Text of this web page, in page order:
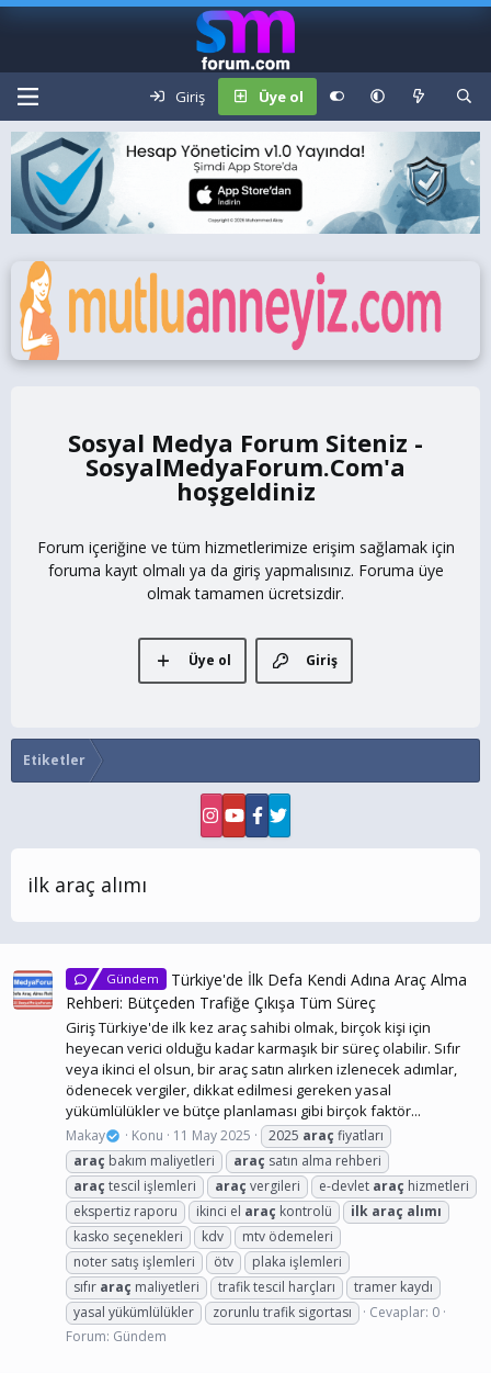
Giriş Üye ol
Sosyal Medya Forum Siteniz -
SosyalMedyaForum.Com
Forum içeriğine ve tüm hizmetlerimize erişim sağlamak için
foruma kayıt olmalı ya da giriş yapmalısınız. Foruma üye
olmak tamamen ücretsizdir.
Giriş
Üye ol
Etiketler
ilk araç alımı
Gündem
Türkiye'de İlk Defa Kendi Adına Araç Alma
Rehberi: Bütçeden Trafiğe Çıkışa Tüm Süreç
Giriş Türkiye'de ilk kez araç sahibi olmak, birçok kişi için
heyecan verici olduğu kadar karmaşık bir süreç olabilir. Sıfır
veya ikinci el olsun, bir araç satın alırken izlenecek adımlar,
ödenecek vergiler, dikkat edilmesi gereken yasal
yükümlülükler ve bütçe planlaması gibi birçok faktör...
Makay Konu 11 May 2025 2025 araç fiyatları
araç bakım maliyetleri araç satın alma rehberi
araç tescil işlemleri araç vergileri e-devlet araç hizmetleri
ekspertiz raporu
ikinci el araç kontrolü ilk araç alımı
kasko seçenekleri
kdv
mtv ödemeleri
noter satış işlemleri
ötv
plaka işlemleri
sıfır araç maliyetleri trafik tescil harçları
tramer kaydı
yasal yükümlülükler
zorunlu trafik sigortası
Cevaplar: 0
Forum: Gündem